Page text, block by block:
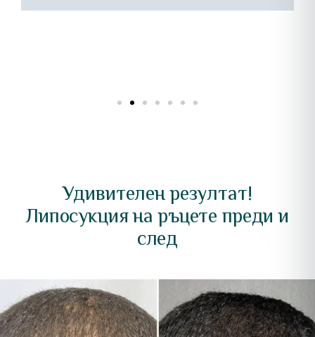
Удивителен резултат!
Липосукция на ръцете преди и
след